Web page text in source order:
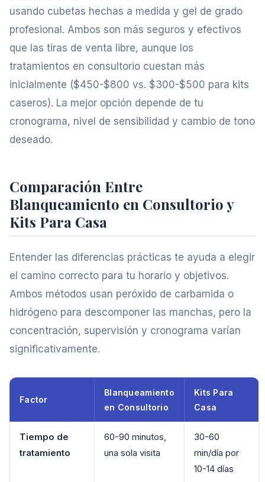
usando cubetas hechas a medida y gel de grado
profesional. Ambos son más seguros y efectivos
que las tiras de venta libre, aunque los
tratamientos en consultorio cuestan más
inicialmente ($450-$800 vs. $300-$500 para kits
caseros). La mejor opción depende de tu
cronograma, nivel de sensibilidad y cambio de tono
deseado.
Comparación Entre
Blanqueamiento en Consultorio y
Kits Para Casa
Entender las diferencias prácticas te ayuda a elegir
el camino correcto para tu horario y objetivos.
Ambos métodos usan peróxido de carbamida o
hidrógeno para descomponer las manchas, pero la
concentración, supervisión y cronograma varían
significativamente.
Factor
Blanqueamiento
en Consultorio
Kits Para
Casa
Tiempo de
tratamiento
60-90 minutos,
una sola visita
30-60
min/día por
10-14 días